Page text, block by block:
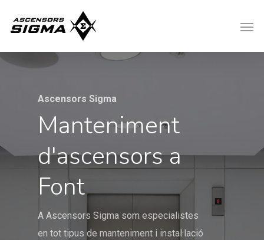
Ascensors Sigma
Manteniment
d'ascensors a
Font
A Ascensors Sigma som especialistes
en tot tipus de manteniment i instal·lació